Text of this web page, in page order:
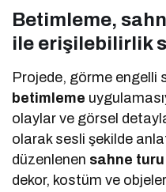
Betimleme,
ile erişilebilirlik
Projede, görme engelli
betimleme
olaylar ve görsel
olarak sesli şekilde
düzenlenen sahne turu
dekor, kostüm ve